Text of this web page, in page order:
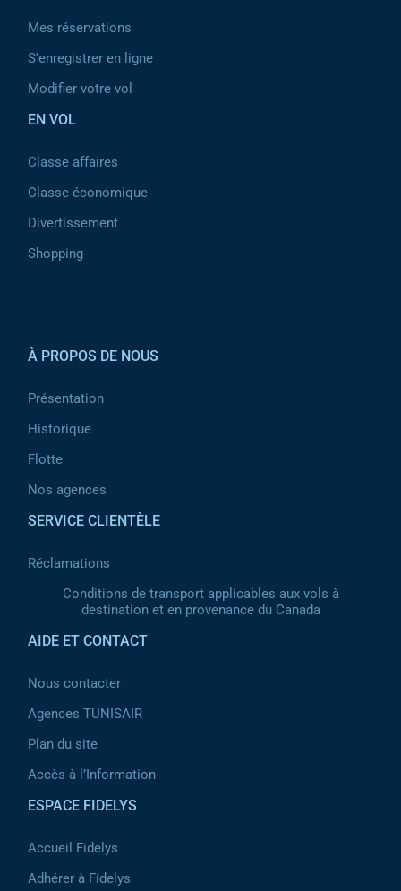
Mes réservations
S'enregistrer en ligne
Modifier votre vol
EN VOL
Classe affaires
Classe économique
Divertissement
Shopping
À PROPOS DE NOUS
Présentation
Historique
Flotte
Nos agences
SERVICE CLIENTÈLE
Réclamations
Conditions de transport applicables aux vols à
destination et en provenance du Canada
AIDE ET CONTACT
Nous contacter
Agences TUNISAIR
Plan du site
Accès à l’Information
ESPACE FIDELYS
Accueil Fidelys
Adhérer à Fidelys